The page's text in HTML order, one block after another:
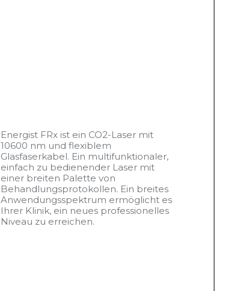
Energist FRx ist ein CO2-Laser mit
10600 nm und flexiblem
Glasfaserkabel. Ein multifunktionaler,
einfach zu bedienender Laser mit
einer breiten Palette von
Behandlungsprotokollen. Ein breites
Anwendungsspektrum ermöglicht es
Ihrer Klinik, ein neues professionelles
Niveau zu erreichen.